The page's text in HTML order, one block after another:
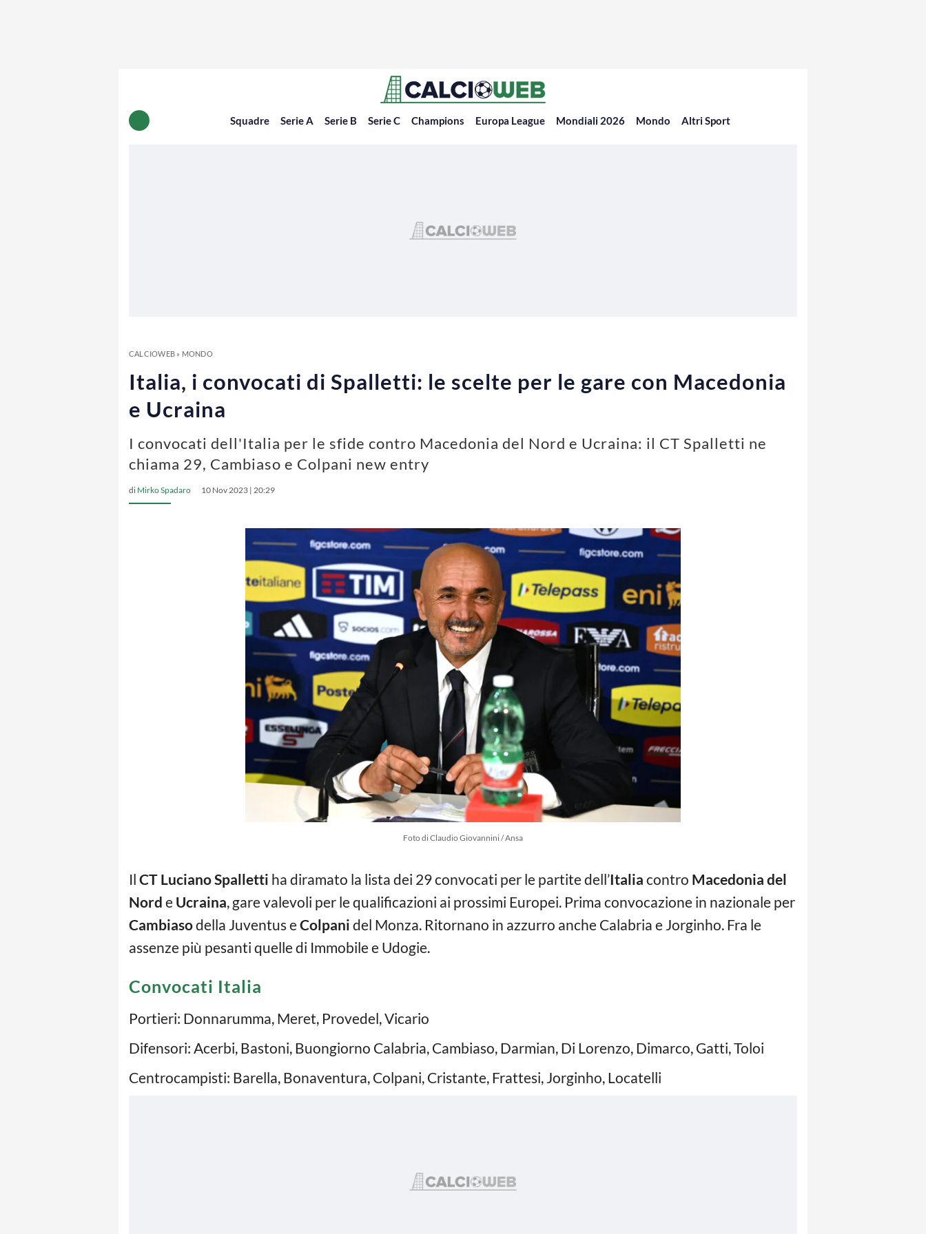
Squadre Serie A Serie B Serie C Champions Europa League Mondiali 2026 Mondo Altri Sport
CALCIOWEB» MONDO
Italia, i convocati di Spalletti: le scelte per le gare con Macedonia
e Ucraina
I convocati dell'Italia per le sfide contro Macedonia del Nord e Ucraina: il CT Spalletti ne
chiama 29, Cambiaso e Colpani new entry
di Mirko Spadaro 10 Nov 2023 | 20:29
Foto di Claudio Giovannini / Ansa
Il CT Luciano Spalletti ha diramato la lista dei 29 convocati per le partite dell’Italia contro Macedonia del
Nord e Ucraina, gare valevoli per le qualificazioni ai prossimi Europei. Prima convocazione in nazionale per
Cambiasodella Juventus eColpani del Monza. Ritornano in azzurro anche Calabria e Jorginho. Fra le
assenze più pesanti quelle di Immobile e Udogie.
Convocati Italia
Portieri: Donnarumma, Meret, Provedel, Vicario
Difensori: Acerbi, Bastoni, Buongiorno Calabria, Cambiaso, Darmian, Di Lorenzo, Dimarco, Gatti, Toloi
Centrocampisti: Barella, Bonaventura, Colpani, Cristante, Frattesi, Jorginho, Locatelli